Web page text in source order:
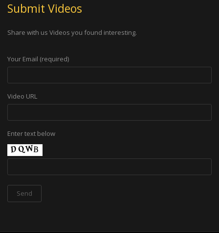
Submit Videos
Share with us Videos you found interesting.
Your Email (required)
Video URL
Enter text below